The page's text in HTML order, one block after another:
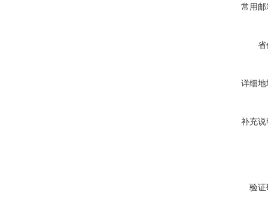
常用邮
省
详细地
补充说
验证